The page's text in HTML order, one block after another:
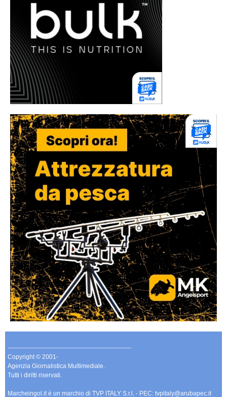
-------------------------------------------------------------
Copyright © 2001-
Agenzia Giornalistica Multimediale.
Tutti i diritti riservati.
Marcheingol.it è un marchio di TVP ITALY S.r.l. - PEC: tvpitaly@arubapec.it